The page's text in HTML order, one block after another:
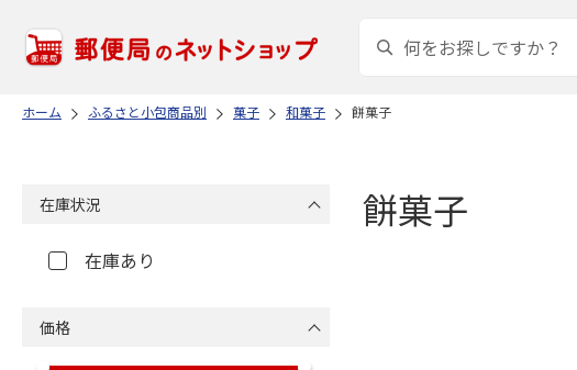
ホーム ふるさと小包商品別 菓子 和菓子 餅菓子
餅菓子
在庫状況
在庫あり
価格